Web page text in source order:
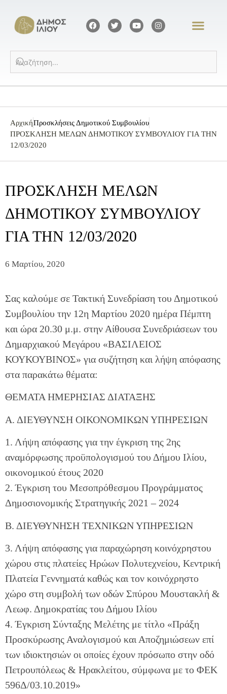
ΑρχικήΠροσκλήσεις Δημοτικού Συμβουλίου
ΠΡΟΣΚΛΗΣΗ ΜΕΛΩΝ ΔΗΜΟΤΙΚΟΥ ΣΥΜΒΟΥΛΙΟΥ ΓΙΑ ΤΗΝ
12/03/2020
ΠΡΟΣΚΛΗΣΗ ΜΕΛΩΝ
ΔΗΜΟΤΙΚΟΥ ΣΥΜΒΟΥΛΙΟΥ
ΓΙΑ ΤΗΝ 12/03/2020
6 Μαρτίου, 2020
Σας καλούμε σε Τακτική Συνεδρίαση του Δημοτικού
Συμβουλίου την 12η Μαρτίου 2020 ημέρα Πέμπτη
και ώρα 20.30 μ.μ. στην Αίθουσα Συνεδριάσεων του
Δημαρχιακού Μεγάρου «ΒΑΣΙΛΕΙΟΣ
ΚΟΥΚΟΥΒΙΝΟΣ» για συζήτηση και λήψη απόφασης
στα παρακάτω θέματα:
ΘΕΜΑΤΑ ΗΜΕΡΗΣΙΑΣ ΔΙΑΤΑΞΗΣ
Α. ΔΙΕΥΘΥΝΣΗ ΟΙΚΟΝΟΜΙΚΩΝ ΥΠΗΡΕΣΙΩΝ
1. Λήψη απόφασης για την έγκριση της 2ης
αναμόρφωσης προϋπολογισμού του Δήμου Ιλίου,
οικονομικού έτους 2020
2. Έγκριση του Μεσοπρόθεσμου Προγράμματος
Δημοσιονομικής Στρατηγικής 2021 – 2024
Β. ΔΙΕΥΘΥΝΗΣΗ ΤΕΧΝΙΚΩΝ ΥΠΗΡΕΣΙΩΝ
3. Λήψη απόφασης για παραχώρηση κοινόχρηστου
χώρου στις πλατείες Ηρώων Πολυτεχνείου, Κεντρική
Πλατεία Γεννηματά καθώς και τον κοινόχρηστο
χώρο στη συμβολή των οδών Σπύρου Μουστακλή &
Λεωφ. Δημοκρατίας του Δήμου Ιλίου
4. Έγκριση Σύνταξης Μελέτης με τίτλο «Πράξη
Προσκύρωσης Αναλογισμού και Αποζημιώσεων επί
των ιδιοκτησιών οι οποίες έχουν πρόσωπο στην οδό
Πετρουπόλεως & Ηρακλείτου, σύμφωνα με το ΦΕΚ
596Δ/03.10.2019»